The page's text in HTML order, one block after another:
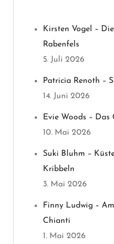
g
Kirsten Vogel –
Rabenfels
5. Juli 2026
Patricia Renoth –
14. Juni 2026
Evie Woods – Das
10. Mai 2026
Suki Bluhm –
Kribbeln
3. Mai 2026
Finny Ludwig –
Chianti
1. Mai 2026